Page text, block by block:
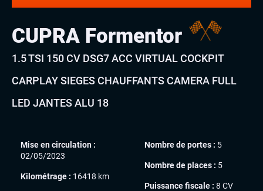
CUPRA Formentor
1.5 TSI 150 CV DSG7 ACC VIRTUAL COCKPIT
CARPLAY SIEGES CHAUFFANTS CAMERA FULL
LED JANTES ALU 18
Mise en circulation :
02/05/2023
Kilométrage : 16418 km
Nombre de portes : 5
Nombre de places : 5
Puissance fiscale : 8 CV